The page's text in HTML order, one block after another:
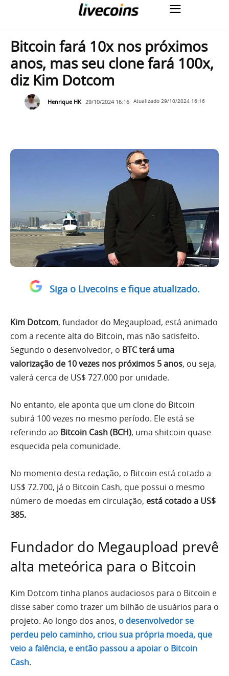
Bitcoin fará 10x nos próximos
anos, mas seu clone fará 100x,
diz Kim Dotcom
Henrique HK 29/10/2024 16:16 Atualizado 29/10/2024 16:16
Siga o Livecoins e fique atualizado.
Kim Dotcom, fundador do Megaupload, está animado
com a recente alta do Bitcoin, mas não satisfeito.
Segundo o desenvolvedor, o BTC terá uma
valorização de 10 vezes nos próximos 5 anos, ou seja,
valerá cerca de US$ 727.000 por unidade.
No entanto, ele aponta que um clone do Bitcoin
subirá 100 vezes no mesmo período. Ele está se
referindo ao Bitcoin Cash (BCH), uma shitcoin quase
esquecida pela comunidade.
No momento desta redação, o Bitcoin está cotado a
US$ 72.700, já o Bitcoin Cash, que possui o mesmo
número de moedas em circulação, está cotado a US$
385.
Fundador do Megaupload prevê
alta meteórica para o Bitcoin
Kim Dotcom tinha planos audaciosos para o Bitcoin e
disse saber como trazer um bilhão de usuários para o
projeto. Ao longo dos anos, o desenvolvedor se
perdeu pelo caminho, criou sua própria moeda, que
veio a falência, e então passou a apoiar o Bitcoin
Cash.